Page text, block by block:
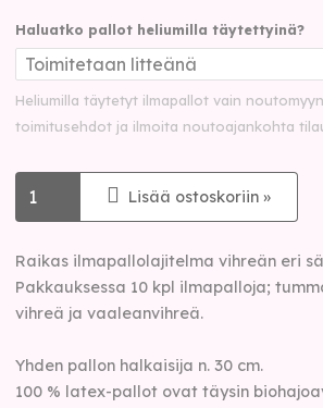
Haluatko pallot heliumilla täytettyinä?
Heliumilla täytetyt ilmapallot vain
toimitusehdot ja ilmoita noutoajankohta
Lisää ostoskoriin »
Raikas ilmapallolajitelma vihreän eri
Pakkauksessa 10 kpl ilmapalloja;
vihreä ja vaaleanvihreä.
Yhden pallon halkaisija n. 30 cm.
100 % latex-pallot ovat täysin